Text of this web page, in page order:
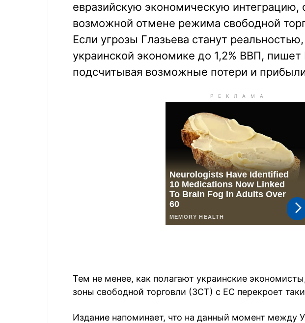
евразийскую экономическую интеграцию,
возможной отмене режима свободной
Если угрозы Глазьева станут
украинской экономике до 1,2% ВВП, пишет
подсчитывая возможные потери и
Тем не менее, как полагают украинские
зоны свободной торговли (ЗСТ) с ЕС перекроет
Издание напоминает, что на данный момент между